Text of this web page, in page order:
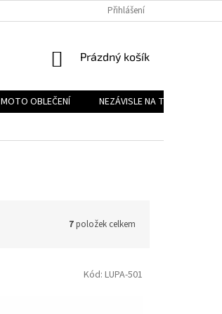
REKLAMAČNÍ ŘÁD
Přihlášení
NÁKUPNÍ
Prázdný košík
MOTO OBLEČENÍ
NEZÁVISLE NA TYPU
7položek celkem
Kód: LUPA-501